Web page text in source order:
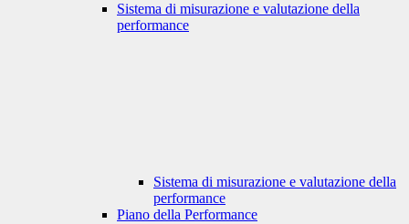
Sistema di misurazione e valutazione della
performance
Sistema di misurazione e valutazione della
performance
Piano della Performance